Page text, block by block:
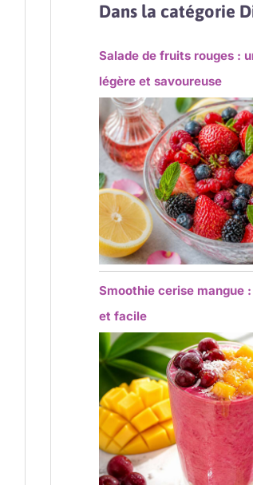
Dans la catégorie
Salade de fruits rouges :
légère et savoureuse
Smoothie cerise mangue
et facile